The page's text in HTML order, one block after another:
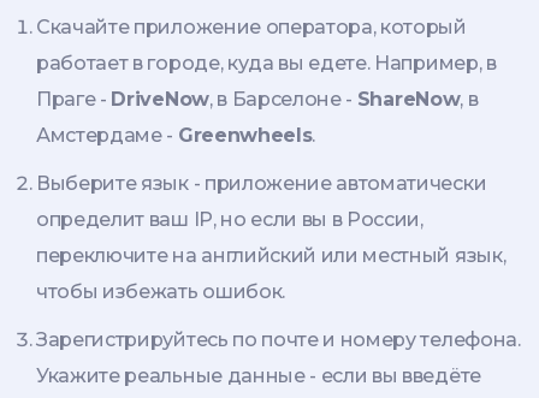
Скачайте приложение оператора, который
работает в городе, куда вы едете. Например, в
Праге - DriveNow, в Барселоне - ShareNow, в
Амстердаме - Greenwheels.
Выберите язык - приложение автоматически
определит ваш IP, но если вы в России,
переключите на английский или местный язык,
чтобы избежать ошибок.
Зарегистрируйтесь по почте и номеру телефона.
Укажите реальные данные - если вы введёте